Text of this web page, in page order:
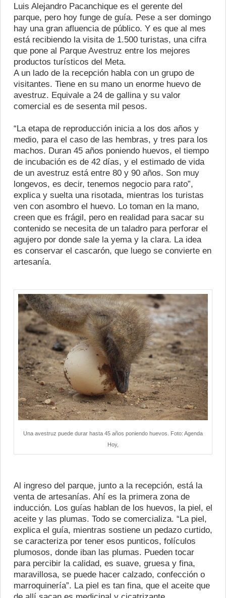
Luis Alejandro Pacanchique es el gerente del
parque, pero hoy funge de guía. Pese a ser domingo
hay una gran afluencia de público. Y es que al mes
está recibiendo la visita de 1.500 turistas, una cifra
que pone al Parque Avestruz entre los mejores
productos turísticos del Meta.
A un lado de la recepción habla con un grupo de
visitantes. Tiene en su mano un enorme huevo de
avestruz. Equivale a 24 de gallina y su valor
comercial es de sesenta mil pesos.
“La etapa de reproducción inicia a los dos años y
medio, para el caso de las hembras, y tres para los
machos. Duran 45 años poniendo huevos, el tiempo
de incubación es de 42 días, y el estimado de vida
de un avestruz está entre 80 y 90 años. Son muy
longevos, es decir, tenemos negocio para rato”,
explica y suelta una risotada, mientras los turistas
ven con asombro el huevo. Lo toman en la mano,
creen que es frágil, pero en realidad para sacar su
contenido se necesita de un taladro para perforar el
agujero por donde sale la yema y la clara. La idea
es conservar el cascarón, que luego se convierte en
artesanía.
Una avestruz puede durar hasta 45 años poniendo huevos. Foto: Agenda
Hoy,
Al ingreso del parque, junto a la recepción, está la
venta de artesanías. Ahí es la primera zona de
inducción. Los guías hablan de los huevos, la piel, el
aceite y las plumas. Todo se comercializa. “La piel,
explica el guía, mientras sostiene un pedazo curtido,
se caracteriza por tener esos punticos, folículos
plumosos, donde iban las plumas. Pueden tocar
para percibir la calidad, es suave, gruesa y fina,
maravillosa, se puede hacer calzado, confección o
marroquinería”. La piel es tan fina, que el aceite que